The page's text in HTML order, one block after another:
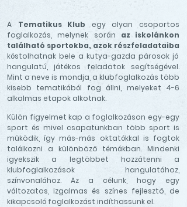
A Tematikus Klub egy olyan csoportos
foglalkozás, melynek során az iskolánkon
található sportokba, azok részfeladataiba
kóstolhatnak bele a kutya-gazda párosok jó
hangulatú, játékos feladatok segítségével.
Mint a neve is mondja, a klubfoglalkozás több
kisebb tematikából fog állni, melyeket 4-6
alkalmas etapok alkotnak.
Külön figyelmet kap a foglalkozáson egy-egy
sport és mivel csapatunkban több sport is
működik, így más-más oktatókkal is fogtok
találkozni a különböző témákban. Mindenki
igyekszik a legtöbbet hozzátenni a
klubfoglalkozások hangulatához,
színvonalához. Az a célunk, hogy egy
változatos, izgalmas és színes fejlesztő, de
kikapcsoló foglalkozást indíthassunk el.